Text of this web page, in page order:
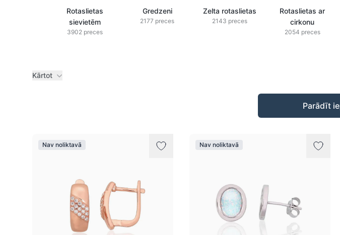
Rotaslietas
sievietēm
3902 preces
Gredzeni
2177 preces
Zelta rotaslietas
2143 preces
Rotaslietas ar
cirkonu
2054 preces
Kārtot
Parādīt
Nav noliktavā Nav noliktavā